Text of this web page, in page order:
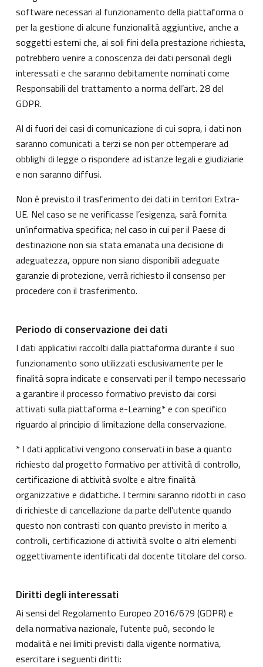
software necessari al funzionamento della piattaforma o
per la gestione di alcune funzionalità aggiuntive, anche a
soggetti esterni che, ai soli fini della prestazione richiesta,
potrebbero venire a conoscenza dei dati personali degli
interessati e che saranno debitamente nominati come
Responsabili del trattamento a norma dell’art. 28 del
GDPR.
Al di fuori dei casi di comunicazione di cui sopra, i dati non
saranno comunicati a terzi se non per ottemperare ad
obblighi di legge o rispondere ad istanze legali e giudiziarie
e non saranno diffusi.
Non è previsto il trasferimento dei dati in territori Extra-
UE. Nel caso se ne verificasse l’esigenza, sarà fornita
un'informativa specifica; nel caso in cui per il Paese di
destinazione non sia stata emanata una decisione di
adeguatezza, oppure non siano disponibili adeguate
garanzie di protezione, verrà richiesto il consenso per
procedere con il trasferimento.
Periodo di conservazione dei dati
I dati applicativi raccolti dalla piattaforma durante il suo
funzionamento sono utilizzati esclusivamente per le
finalità sopra indicate e conservati per il tempo necessario
a garantire il processo formativo previsto dai corsi
attivati sulla piattaforma e-Learning* e con specifico
riguardo al principio di limitazione della conservazione.
* I dati applicativi vengono conservati in base a quanto
richiesto dal progetto formativo per attività di controllo,
certificazione di attività svolte e altre finalità
organizzative e didattiche. I termini saranno ridotti in caso
di richieste di cancellazione da parte dell’utente quando
questo non contrasti con quanto previsto in merito a
controlli, certificazione di attività svolte o altri elementi
oggettivamente identificati dal docente titolare del corso.
Diritti degli interessati
Ai sensi del Regolamento Europeo 2016/679 (GDPR) e
della normativa nazionale, l'utente può, secondo le
modalità e nei limiti previsti dalla vigente normativa,
esercitare i seguenti diritti: